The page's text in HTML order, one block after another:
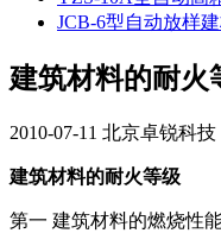
JCB-6型自动放样
建筑材料的耐火
2010-07-11 北京卓锐科技
建筑材料的耐火等级
第一 建筑材料的燃烧性